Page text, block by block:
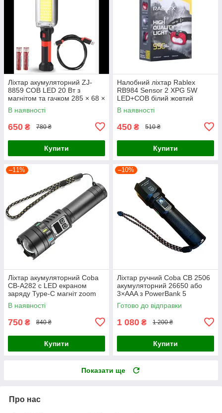
Ліхтар акумуляторний ZJ-
8859 COB LED 20 Вт з
магнітом та гачком 285 × 68 ×
55 мм
В наявності
650 ₴ 780 ₴
Купити
Налобний ліхтар Rablex
RB984 Sensor 2 XPG 5W
LED+COB білий жовтий
червоний 6 режимів,
акумулятор, Type-C чорно-
В наявності
450 ₴ 510 ₴
Купити
–11%
Ліхтар акумуляторний Coba
CB-A282 c LED екраном
заряду Type-C магніт zoom
червоне світло 9 режимів
В наявності
750 ₴ 840 ₴
Купити
–10%
Ліхтар ручний Coba CB 2506
акумуляторний 26650 або
3×AAA з PowerBank 5
режимів світла алюміній
Готово до відправки
1 080 ₴ 1 200 ₴
Купити
Показати ще
Про нас